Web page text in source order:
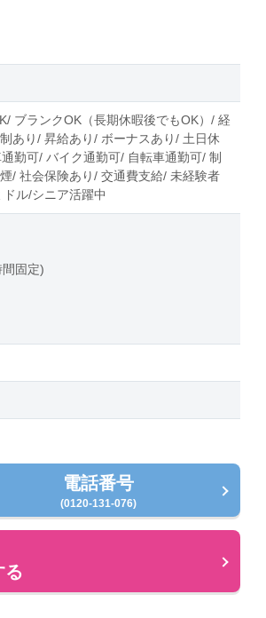
ブランクOK（長期休暇後でもOK）/ 経
あり/ 昇給あり/ ボーナスあり/ 土日休
勤可/ バイク通勤可/ 自転車通勤可/ 制
/ 社会保険あり/ 交通費支給/ 未経験者
ル/シニア活躍中
固定)
電話番号
(0120-131-076)
る